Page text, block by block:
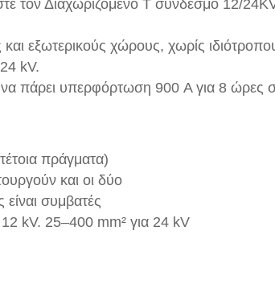
τον Διαχωριζόμενο Τ σύνδεσμο 12/
και εξωτερικούς χώρους, χωρίς
kV.
πάρει υπερφόρτωση 900 A για 8 ώρες
πράγματα)
και οι δύο
είναι συμβατές
kV. 25–400 mm² για 24 kV